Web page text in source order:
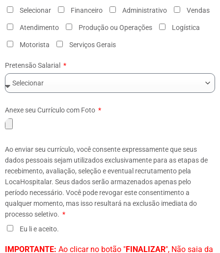
Selecionar
Financeiro Administrativo Vendas
Atendimento Produção ou Operações Logística
Motorista Serviços Gerais
Pretensão Salarial
Anexe seu Currículo com Foto
Ao enviar seu currículo, você consente expressamente que seus
dados pessoais sejam utilizados exclusivamente para as etapas de
recebimento, avaliação, seleção e eventual recrutamento pela
LocaHospitalar. Seus dados serão armazenados apenas pelo
período necessário. Você pode revogar este consentimento a
qualquer momento, mas isso resultará na exclusão imediata do
processo seletivo.
Eu li e aceito.
IMPORTANTE: Ao clicar no botão "FINALIZAR", Não saia da